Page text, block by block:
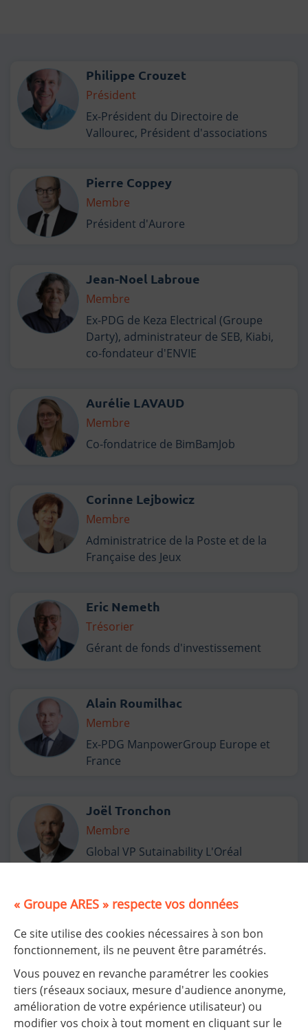
Listedu conseil
Alain Roumilhac
Membre
Ex-PDG ManpowerGroup Europe et
France
Aurélie LAVAUD
Membre
Co-fondatrice de BimBamJob
Corinne Lejbowicz
Membre
Administratrice de la Poste et de la
Française des Jeux
Eric Nemeth
Trésorier
Gérant de fonds d'investissement
Jean-Noel Labroue
Membre
Ex-PDG de Keza Electrical (Groupe
Darty), administrateur de SEB, Kiabi,
co-fondateur d'ENVIE
Joël Tronchon
Membre
Global VP Sutainability L'Oréal
Misoo Yoon
Membre
DGA Nord-Est Normandie SNCF Réseau
Philippe Crouzet
Président
Ex-Président du Directoire de
Vallourec, Président d'associations
Pierre Coppey
Membre
Président d'Aurore
« Groupe ARES » respecte vos données
Ce site utilise des cookies nécessaires à son bon
fonctionnement, ils ne peuvent être paramétrés.
Vous pouvez en revanche paramétrer les cookies
tiers (réseaux sociaux, mesure d'audience anonyme,
amélioration de votre expérience utilisateur) ou
modifier vos choix à tout moment en cliquant sur le